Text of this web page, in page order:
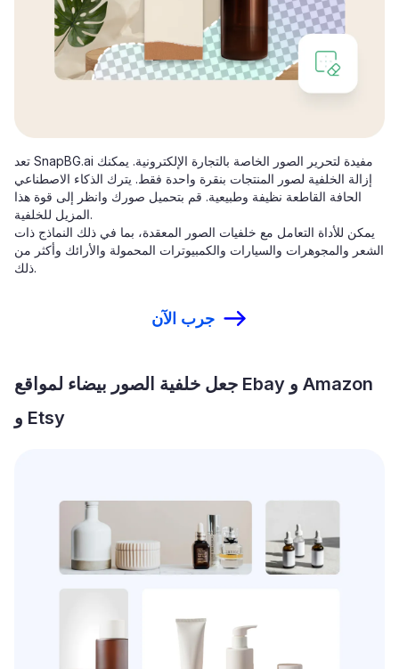
تعد SnapBG.ai مفيدة لتحرير الصور الخاصة بالتجارة الإلكترونية. يمكنك
إزالة الخلفية لصور المنتجات بنقرة واحدة فقط. يترك الذكاء الاصطناعي
الحافة القاطعة نظيفة وطبيعية. قم بتحميل صورك وانظر إلى قوة هذا
المزيل للخلفية.
يمكن للأداة التعامل مع خلفيات الصور المعقدة، بما في ذلك النماذج ذات
الشعر والمجوهرات والسيارات والكمبيوترات المحمولة والأرائك وأكثر من
ذلك.
جرب الآن
جعل خلفية الصور بيضاء لمواقع Ebay و Amazon
و Etsy